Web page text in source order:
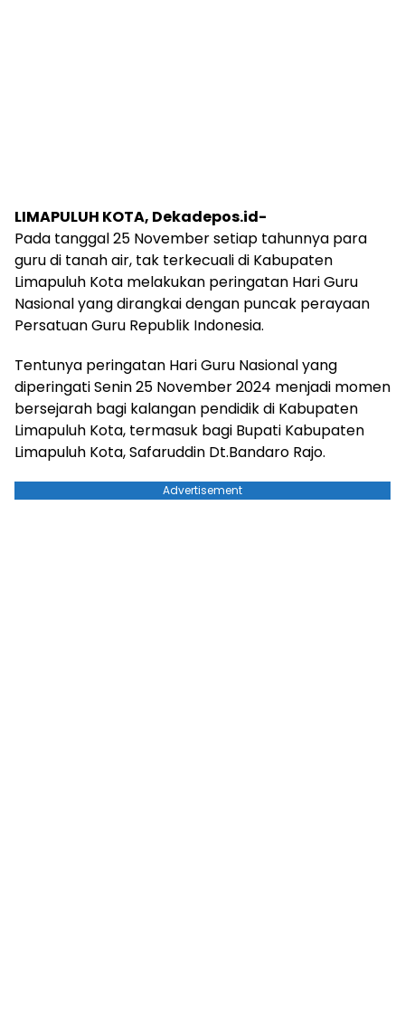
LIMAPULUH KOTA, Dekadepos.id-
Pada tanggal 25 November setiap tahunnya para
guru di tanah air, tak terkecuali di Kabupaten
Limapuluh Kota melakukan peringatan Hari Guru
Nasional yang dirangkai dengan puncak perayaan
Persatuan Guru Republik Indonesia.
Tentunya peringatan Hari Guru Nasional yang
diperingati Senin 25 November 2024 menjadi momen
bersejarah bagi kalangan pendidik di Kabupaten
Limapuluh Kota, termasuk bagi Bupati Kabupaten
Limapuluh Kota, Safaruddin Dt.Bandaro Rajo.
Advertisement